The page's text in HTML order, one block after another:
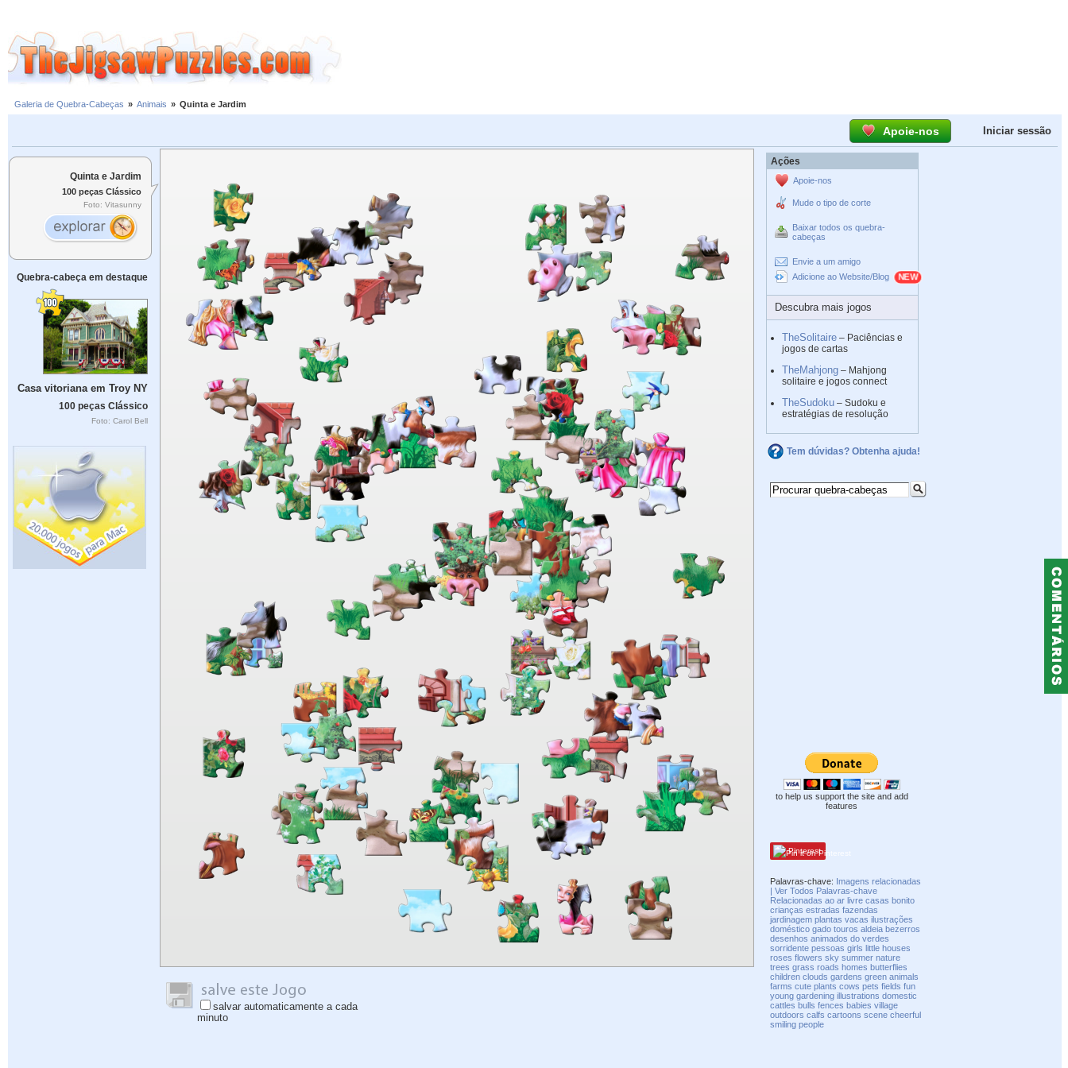
Galeria de Quebra-Cabeças » Animais » Quinta e Jardim
Apoie-nos Iniciar sessão
Quinta e Jardim
100 peças Clássico
Foto: Vitasunny
Quebra-cabeça em destaque
Casa vitoriana em Troy NY
100 peças Clássico
Foto: Carol Bell
salvar automaticamente a cada
minuto
Ações
Apoie-nos
Mude o tipo de corte
Baixar todos os quebra-
cabeças
Envie a um amigo
Adicione ao Website/Blog
Descubra mais jogos
TheSolitaire – Paciências e
jogos de cartas
TheMahjong – Mahjong
solitaire e jogos connect
TheSudoku – Sudoku e
estratégias de resolução
Tem dúvidas? Obtenha ajuda!
to help us support the site and add
features
Pinterest
Palavras-chave: Imagens relacionadas
| Ver Todos Palavras-chave
Relacionadas ao ar livre casas bonito
crianças estradas fazendas
jardinagem plantas vacas ilustrações
doméstico gado touros aldeia bezerros
desenhos animados do verdes
sorridente pessoas girls little houses
roses flowers sky summer nature
trees grass roads homes butterflies
children clouds gardens green animals
farms cute plants cows pets fields fun
young gardening illustrations domestic
cattles bulls fences babies village
outdoors calfs cartoons scene cheerful
smiling people